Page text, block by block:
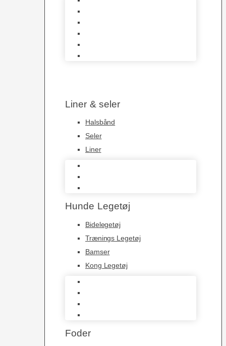
Liner & seler
Halsbånd
Seler
Liner
Hunde Legetøj
Bidelegetøj
Trænings Legetøj
Bamser
Kong Legetøj
Foder